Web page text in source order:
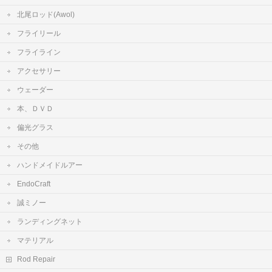
北尾ロッド(Awol)
フライリール
フライライン
アクセサリー
ウェーダー
本、ＤＶＤ
偏光グラス
その他
ハンドメイドルアー
EndoCraft
誠ミノー
ランディングネット
マテリアル
Rod Repair